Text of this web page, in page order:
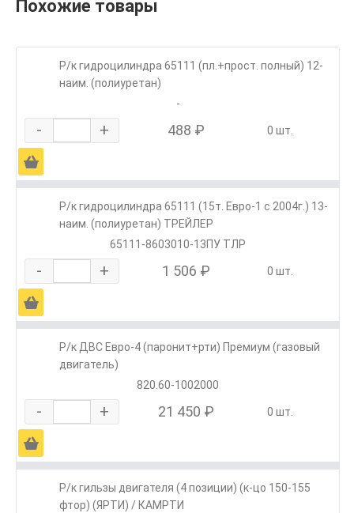
Похожие товары
Р/к гидроцилиндра 65111 (пл.+прост. полный) 12-
наим. (полиуретан)
-
- + 488 ₽ 0 шт.
Ä
Р/к гидроцилиндра 65111 (15т. Евро-1 с 2004г.) 13-
наим. (полиуретан) ТРЕЙЛЕР
65111-8603010-13ПУ ТЛР
- + 1 506 ₽ 0 шт.
Ä
Р/к ДВС Евро-4 (паронит+рти) Премиум (газовый
двигатель)
820.60-1002000
- + 21 450 ₽ 0 шт.
Ä
Р/к гильзы двигателя (4 позиции) (к-цо 150-155
фтор) (ЯРТИ) / КАМРТИ